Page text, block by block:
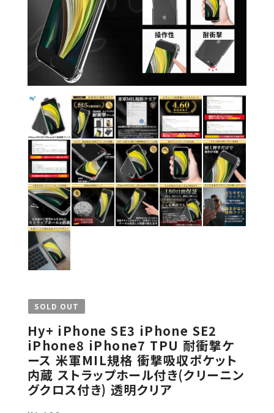
SOLD OUT
Hy+ iPhone SE3 iPhone SE2
iPhone8 iPhone7 TPU 耐衝撃ケ
ース 米軍MIL規格 衝撃吸収ポケット
内蔵 ストラップホール付き(クリーニン
グクロス付き) 透明クリア